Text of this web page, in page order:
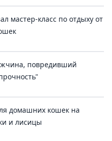
мастер-класс по отдыху от
повредивший
домашних кошек на
и лисицы